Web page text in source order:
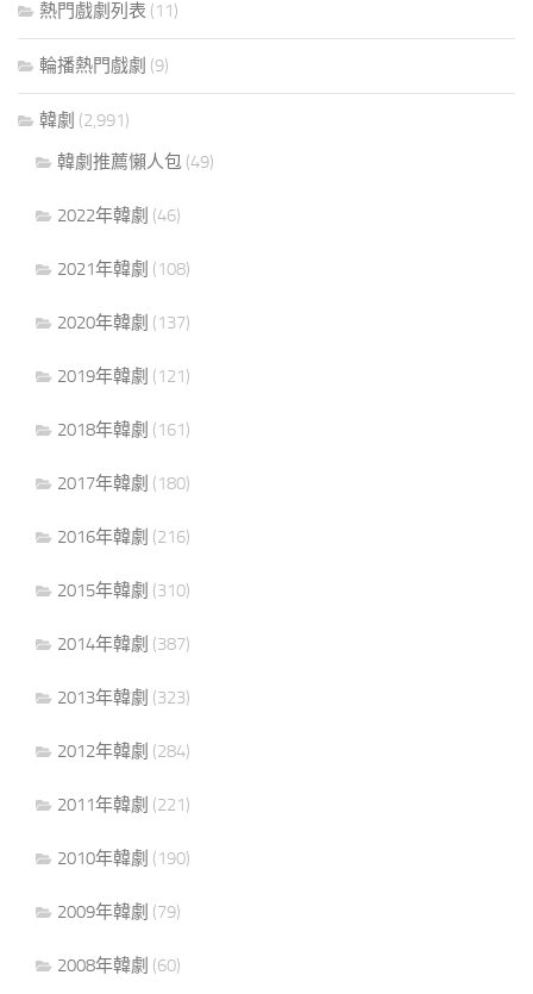
熱門戲劇列表 (11)
輪播熱門戲劇 (9)
韓劇 (2,991)
韓劇推薦懶人包 (49)
2022年韓劇 (46)
2021年韓劇 (108)
2020年韓劇 (137)
2019年韓劇 (121)
2018年韓劇 (161)
2017年韓劇 (180)
2016年韓劇 (216)
2015年韓劇 (310)
2014年韓劇 (387)
2013年韓劇 (323)
2012年韓劇 (284)
2011年韓劇 (221)
2010年韓劇 (190)
2009年韓劇 (79)
2008年韓劇 (60)